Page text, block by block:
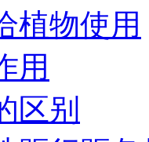
植物使用
用
区别